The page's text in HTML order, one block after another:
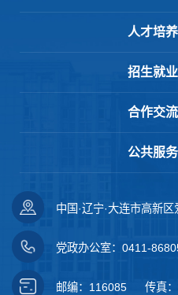
人才培养
招生就业
合作交流
公共服务
中国·辽宁·大连市高新
党政办公室：0411-
邮编：116085 传真